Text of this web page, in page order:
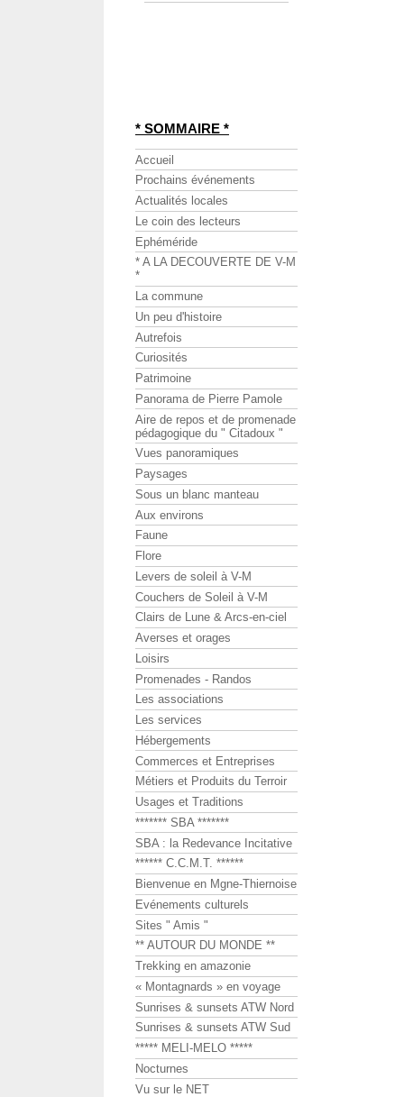
* SOMMAIRE *
Accueil
Prochains événements
Actualités locales
Le coin des lecteurs
Ephéméride
* A LA DECOUVERTE DE V-M
*
La commune
Un peu d'histoire
Autrefois
Curiosités
Patrimoine
Panorama de Pierre Pamole
Aire de repos et de promenade
pédagogique du " Citadoux "
Vues panoramiques
Paysages
Sous un blanc manteau
Aux environs
Faune
Flore
Levers de soleil à V-M
Couchers de Soleil à V-M
Clairs de Lune & Arcs-en-ciel
Averses et orages
Loisirs
Promenades - Randos
Les associations
Les services
Hébergements
Commerces et Entreprises
Métiers et Produits du Terroir
Usages et Traditions
******* SBA *******
SBA : la Redevance Incitative
****** C.C.M.T. ******
Bienvenue en Mgne-Thiernoise
Evénements culturels
Sites " Amis "
** AUTOUR DU MONDE **
Trekking en amazonie
« Montagnards » en voyage
Sunrises & sunsets ATW Nord
Sunrises & sunsets ATW Sud
***** MELI-MELO *****
Nocturnes
Vu sur le NET